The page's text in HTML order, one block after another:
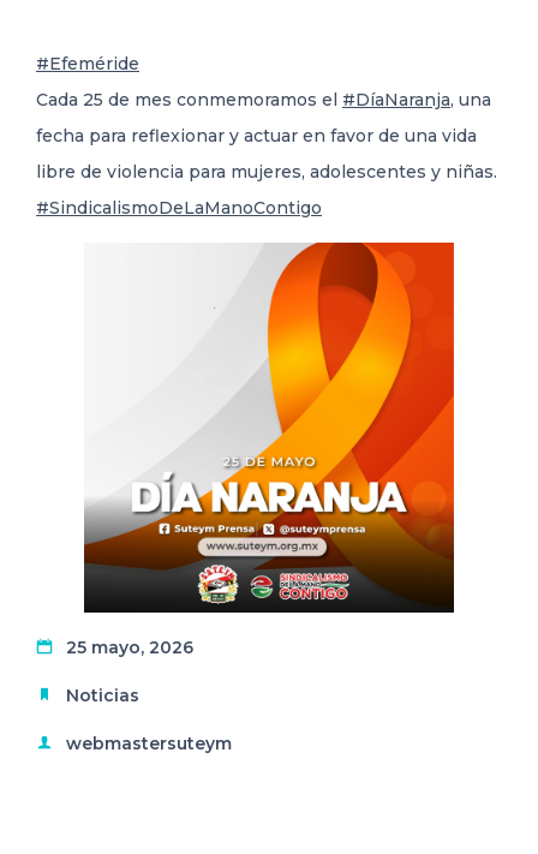
TRANSPARENCIA
#Efeméride
Cada 25 de mes conmemoramos el #DíaNaranja, una
fecha para reflexionar y actuar en favor de una vida
libre de violencia para mujeres, adolescentes y niñas.
#SindicalismoDeLaManoContigo
25 mayo, 2026
Noticias
webmastersuteym